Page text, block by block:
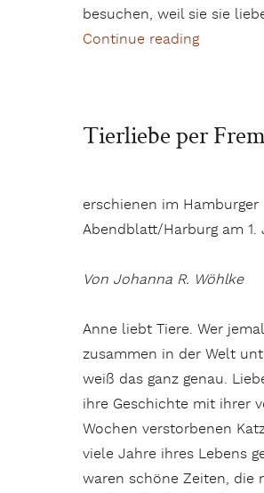
besuchen, weil sie sie
Continue reading
Tierliebe per
erschienen im Hamburger
Abendblatt/Harburg am 1.
Von Johanna R. Wöhlke
Anne liebt Tiere. Wer
zusammen in der Welt
weiß das ganz genau.
ihre Geschichte mit ihrer
Wochen verstorbenen
viele Jahre ihres Lebens
waren schöne Zeiten, die